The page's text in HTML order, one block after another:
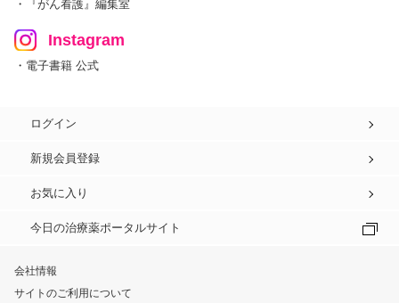
・『がん看護』編集室
Instagram
・電子書籍 公式
ログイン
新規会員登録
お気に入り
今日の治療薬ポータルサイト
会社情報
サイトのご利用について